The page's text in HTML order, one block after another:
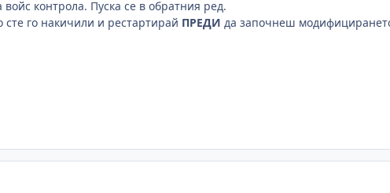
контрола. Пуска се в обратния ред.
го накичили и рестартирай ПРЕДИ да започнеш